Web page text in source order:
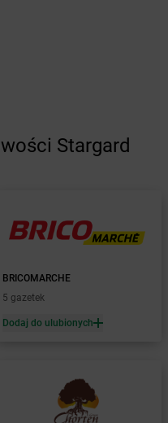
Stargard
BRICOMARCHE
5 gazetek
Dodaj do ulubionych